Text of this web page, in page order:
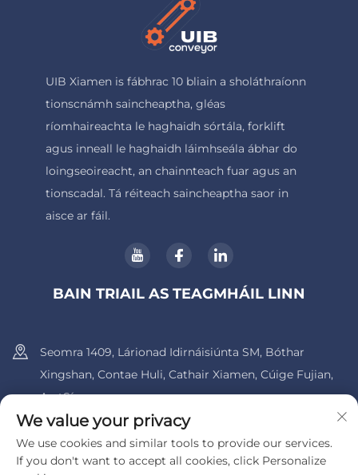
UIB Xiamen is fábhrac 10 bliain a sholáthraíonn
tionscnámh saincheaptha, gléas
ríomhaireachta le haghaidh sórtála, forklift
agus inneall le haghaidh láimhseála ábhar do
loingseoireacht, an chainnteach fuar agus an
tionscadal. Tá réiteach saincheaptha saor in
aisce ar fáil.
BAIN TRIAIL AS TEAGMHÁIL LINN
Seomra 1409, Lárionad Idirnáisiúnta SM, Bóthar
Xingshan, Contae Huli, Cathair Xiamen, Cúige Fujian,
An tSín.
+86-13600956803
[email protected]
We value your privacy
We use cookies and similar tools to provide our services.
If you don't want to accept all cookies, click Personalize